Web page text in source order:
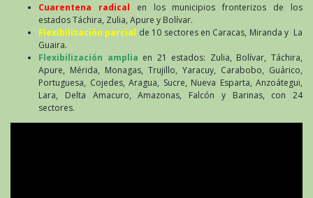
Cuarentena radical en los municipios fronterizos de los
estados Táchira, Zulia, Apure y Bolívar.
Flexibilización parcial de 10 sectores en Caracas, Miranda y La
Guaira.
Flexibilización amplia en 21 estados: Zulia, Bolívar, Táchira,
Apure, Mérida, Monagas, Trujillo, Yaracuy, Carabobo, Guárico,
Portuguesa, Cojedes, Aragua, Sucre, Nueva Esparta, Anzoátegui,
Lara, Delta Amacuro, Amazonas, Falcón y Barinas, con 24
sectores.